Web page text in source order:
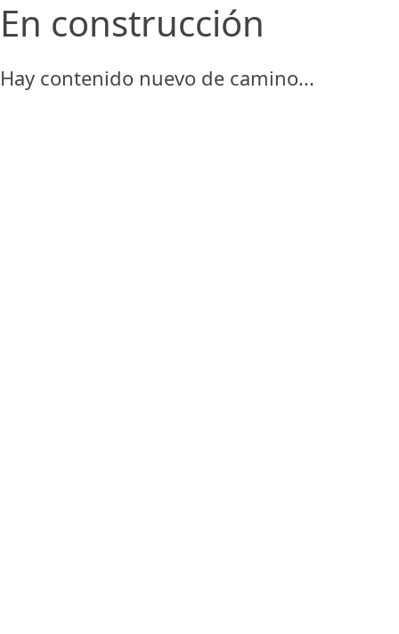
En construcción
Hay contenido nuevo de camino...